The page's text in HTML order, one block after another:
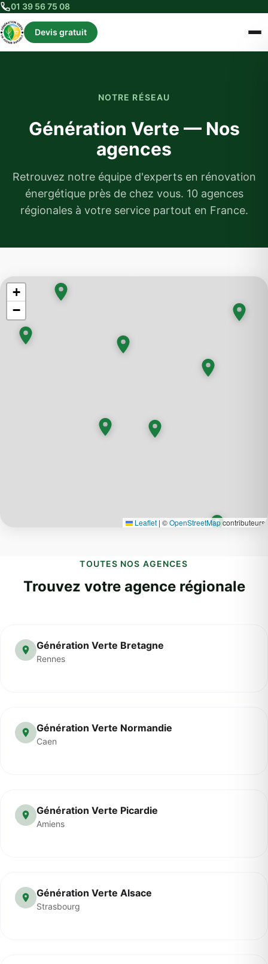
01 39 56 75 08
Devis gratuit
NOTRE RÉSEAU
Génération Verte — Nos
agences
Retrouvez notre équipe d'experts en rénovation
énergétique près de chez vous. 10 agences
régionales à votre service partout en France.
+
−
Leaflet | ©OpenStreetMapcontributeurs
TOUTES NOS AGENCES
Trouvez votre agence régionale
Génération Verte Bretagne
Rennes
Génération Verte Normandie
Caen
Génération Verte Picardie
Amiens
Génération Verte Alsace
Strasbourg